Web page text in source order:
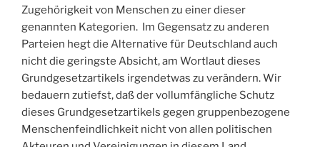
Zugehörigkeit von Menschen zu einer dieser
genannten Kategorien. Im Gegensatz zu anderen
Parteien hegt die Alternative für Deutschland auch
nicht die geringste Absicht, am Wortlaut dieses
Grundgesetzartikels irgendetwas zu verändern. Wir
bedauern zutiefst, daß der vollumfängliche Schutz
dieses Grundgesetzartikels gegen gruppenbezogene
Menschenfeindlichkeit nicht von allen politischen